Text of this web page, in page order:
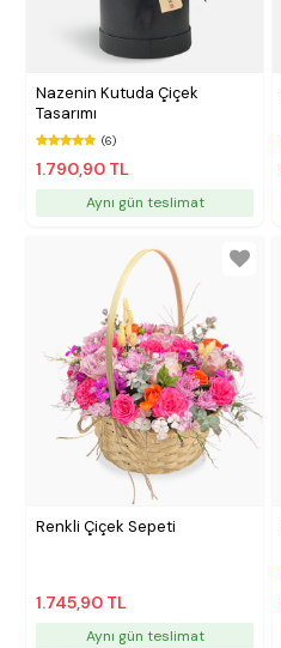
Nazenin Kutuda Çiçek
Tasarımı
(6)
1.790,90 TL
Aynı gün teslimat
Renkli Çiçek Sepeti
1.745,90 TL
Aynı gün teslimat